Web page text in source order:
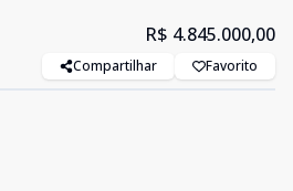
R$ 4.845.000,00
Compartilhar Favorito